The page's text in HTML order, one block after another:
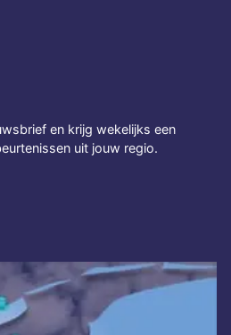
en krijg wekelijks een
uit jouw regio.